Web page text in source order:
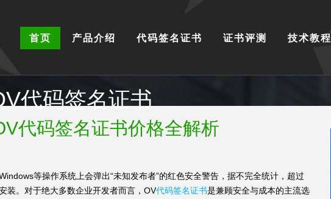
首页 产品介绍 代码签名证书 证书评测 技术教程
代码签名证书
代码签名证书价格全解析
等操作系统上会弹出“未知发布者”的红色安全警告，据不完全统计，超过
装。对于绝大多数企业开发者而言，OV代码签名证书是兼顾安全与成本的主流选